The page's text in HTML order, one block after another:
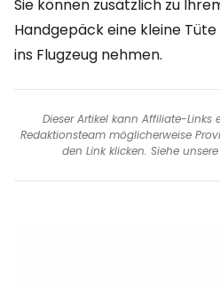
Sie können zusätzlich zu
Handgepäck eine kleine
ins Flugzeug nehmen.
Dieser Artikel kann Affiliate-
Redaktionsteam möglicherweise
den Link klicken. Siehe